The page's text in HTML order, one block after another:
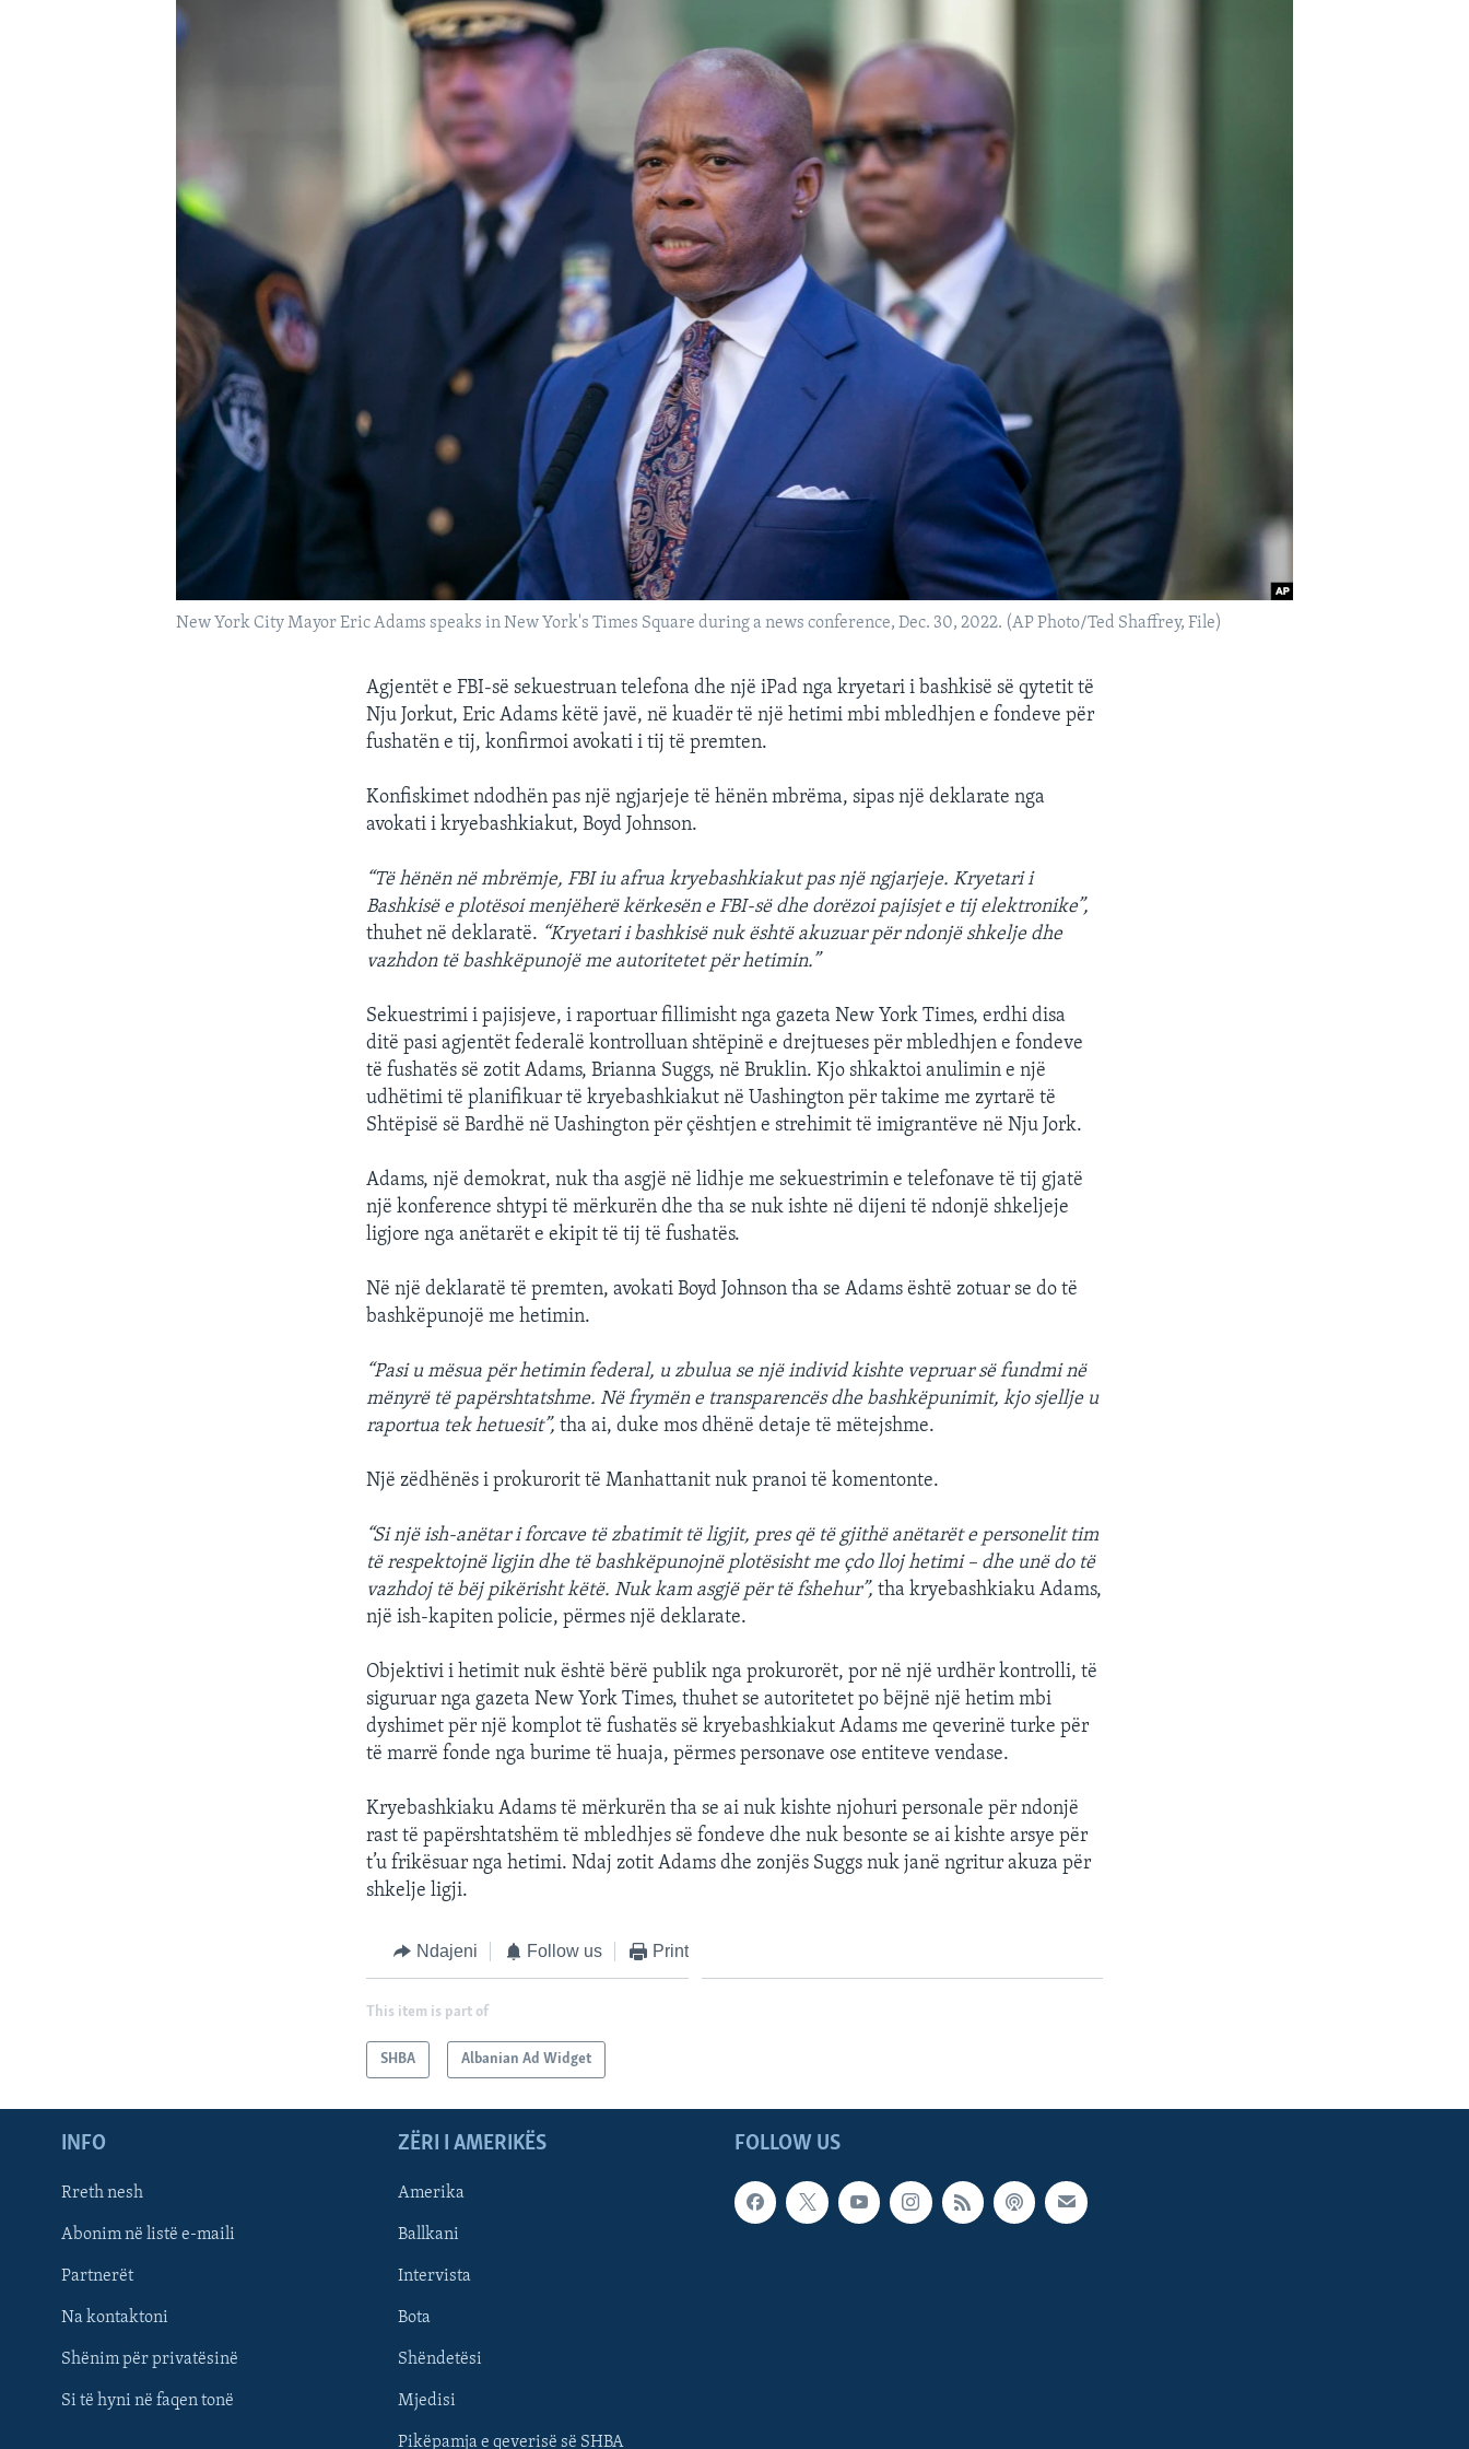
FOLLOW US
New York City Mayor Eric Adams speaks in New York's Times Square during a news conference, Dec. 30, 2022. (AP Photo/Ted Shaffrey, File)
Agjentët e FBI-së sekuestruan telefona dhe një iPad nga kryetari i bashkisë së qytetit të
Nju Jorkut, Eric Adams këtë javë, në kuadër të një hetimi mbi mbledhjen e fondeve për
fushatën e tij, konfirmoi avokati i tij të premten.
Konfiskimet ndodhën pas një ngjarjeje të hënën mbrëma, sipas një deklarate nga
avokati i kryebashkiakut, Boyd Johnson.
“Të hënën në mbrëmje, FBI iu afrua kryebashkiakut pas një ngjarjeje. Kryetari i
Bashkisë e plotësoi menjëherë kërkesën e FBI-së dhe dorëzoi pajisjet e tij elektronike”,
thuhet në deklaratë. “Kryetari i bashkisë nuk është akuzuar për ndonjë shkelje dhe
vazhdon të bashkëpunojë me autoritetet për hetimin.”
Sekuestrimi i pajisjeve, i raportuar fillimisht nga gazeta New York Times, erdhi disa
ditë pasi agjentët federalë kontrolluan shtëpinë e drejtueses për mbledhjen e fondeve
të fushatës së zotit Adams, Brianna Suggs, në Bruklin. Kjo shkaktoi anulimin e një
udhëtimi të planifikuar të kryebashkiakut në Uashington për takime me zyrtarë të
Shtëpisë së Bardhë në Uashington për çështjen e strehimit të imigrantëve në Nju Jork.
Adams, një demokrat, nuk tha asgjë në lidhje me sekuestrimin e telefonave të tij gjatë
një konference shtypi të mërkurën dhe tha se nuk ishte në dijeni të ndonjë shkeljeje
ligjore nga anëtarët e ekipit të tij të fushatës.
Në një deklaratë të premten, avokati Boyd Johnson tha se Adams është zotuar se do të
bashkëpunojë me hetimin.
“Pasi u mësua për hetimin federal, u zbulua se një individ kishte vepruar së fundmi në
mënyrë të papërshtatshme. Në frymën e transparencës dhe bashkëpunimit, kjo sjellje u
raportua tek hetuesit”, tha ai, duke mos dhënë detaje të mëtejshme.
Një zëdhënës i prokurorit të Manhattanit nuk pranoi të komentonte.
“Si një ish-anëtar i forcave të zbatimit të ligjit, pres që të gjithë anëtarët e personelit tim
të respektojnë ligjin dhe të bashkëpunojnë plotësisht me çdo lloj hetimi – dhe unë do të
vazhdoj të bëj pikërisht këtë. Nuk kam asgjë për të fshehur”,tha kryebashkiaku Adams,
një ish-kapiten policie, përmes një deklarate.
Objektivi i hetimit nuk është bërë publik nga prokurorët, por në një urdhër kontrolli, të
siguruar nga gazeta New York Times, thuhet se autoritetet po bëjnë një hetim mbi
dyshimet për një komplot të fushatës së kryebashkiakut Adams me qeverinë turke për
të marrë fonde nga burime të huaja, përmes personave ose entiteve vendase.
Kryebashkiaku Adams të mërkurën tha se ai nuk kishte njohuri personale për ndonjë
rast të papërshtatshëm të mbledhjes së fondeve dhe nuk besonte se ai kishte arsye për
t’u frikësuar nga hetimi. Ndaj zotit Adams dhe zonjës Suggs nuk janë ngritur akuza për
shkelje ligji.
Ndajeni Follow us Print
This item is part of
SHBA Albanian Ad Widget
FOLLOW US
INFO
Rreth nesh
Abonim në listë e-maili
Partnerët
Na kontaktoni
Shënim për privatësinë
Si të hyni në faqen tonë
ZËRI I AMERIKËS
Amerika
Ballkani
Intervista
Bota
Shëndetësi
Mjedisi
Pikëpamja e qeverisë së SHBA